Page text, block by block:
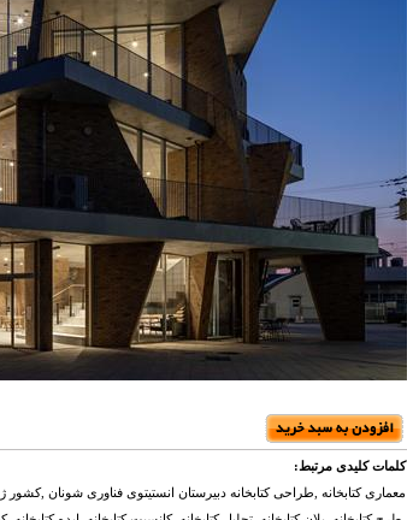
کلمات کلیدی مرتبط:
معماری کتابخانه ,طراحی کتابخانه دبیرستان انستیتوی فناوری شونان ,کشور